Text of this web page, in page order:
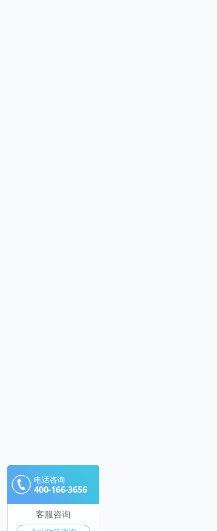
电话咨询
400-166-3656
客服咨询